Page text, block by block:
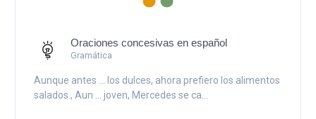
Oraciones concesivas en español
Gramática
Aunque antes ... los dulces, ahora prefiero los alimentos
salados., Aun ... joven, Mercedes se ca...